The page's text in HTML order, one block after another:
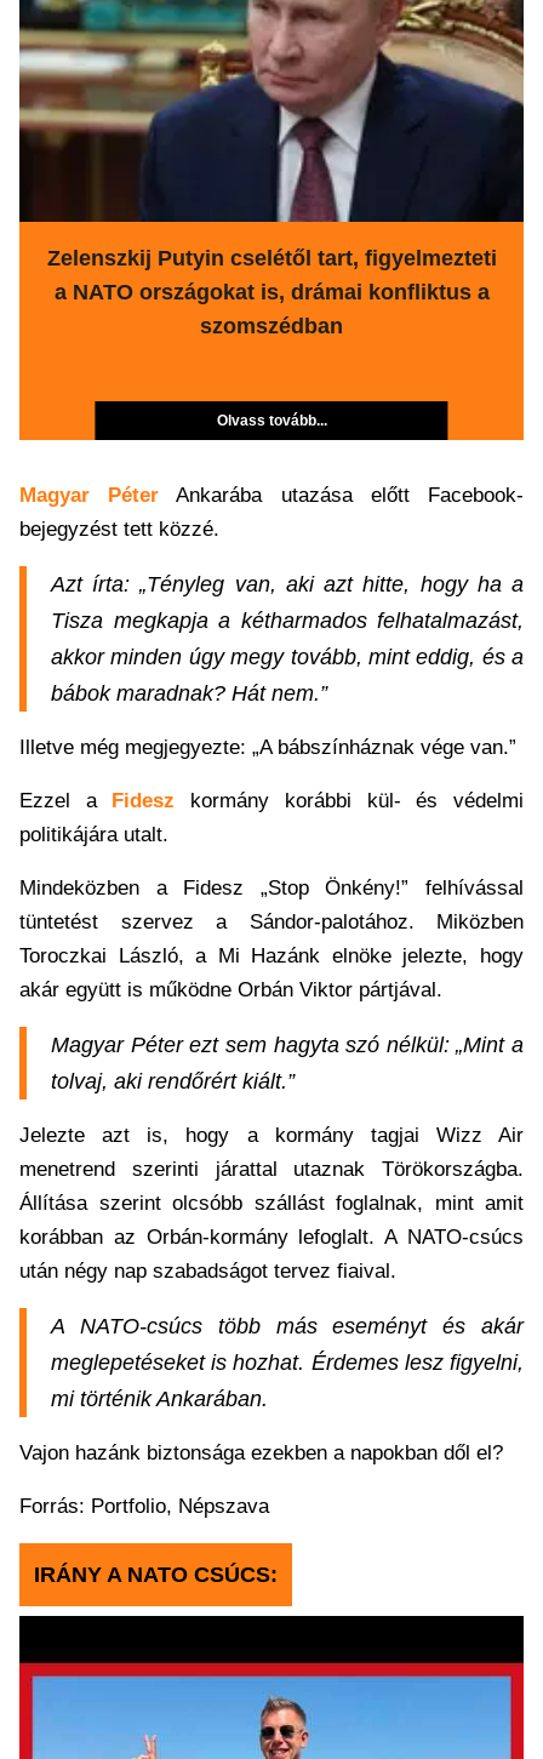
Zelenszkij Putyin cselétől tart, figyelmezteti
a NATO országokat is, drámai konfliktus a
szomszédban
Olvass tovább...
Magyar Péter Ankarába utazása előtt Facebook-
bejegyzést tett közzé.
Azt írta: „Tényleg van, aki azt hitte, hogy ha a
Tisza megkapja a kétharmados felhatalmazást,
akkor minden úgy megy tovább, mint eddig, és a
bábok maradnak? Hát nem.”
Illetve még megjegyezte: „A bábszínháznak vége van.”
Ezzel a Fidesz kormány korábbi kül- és védelmi
politikájára utalt.
Mindeközben a Fidesz „Stop Önkény!” felhívással
tüntetést szervez a Sándor-palotához. Miközben
Toroczkai László, a Mi Hazánk elnöke jelezte, hogy
akár együtt is működne Orbán Viktor pártjával.
Magyar Péter ezt sem hagyta szó nélkül: „Mint a
tolvaj, aki rendőrért kiált.”
Jelezte azt is, hogy a kormány tagjai Wizz Air
menetrend szerinti járattal utaznak Törökországba.
Állítása szerint olcsóbb szállást foglalnak, mint amit
korábban az Orbán-kormány lefoglalt. A NATO-csúcs
után négy nap szabadságot tervez fiaival.
A NATO-csúcs több más eseményt és akár
meglepetéseket is hozhat. Érdemes lesz figyelni,
mi történik Ankarában.
Vajon hazánk biztonsága ezekben a napokban dől el?
Forrás: Portfolio, Népszava
IRÁNY A NATO CSÚCS: